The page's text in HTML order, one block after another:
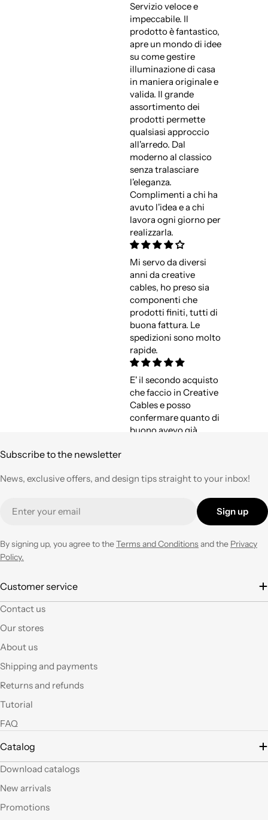
Servizio veloce e
impeccabile. Il
prodotto è fantastico,
apre un mondo di idee
su come gestire
illuminazione di casa
in maniera originale e
valida. Il grande
assortimento dei
prodotti permette
qualsiasi approccio
all'arredo. Dal
moderno al classico
senza tralasciare
l'eleganza.
Complimenti a chi ha
avuto l'idea e a chi
lavora ogni giorno per
realizzarla.
Mi servo da diversi
anni da creative
cables, ho preso sia
componenti che
prodotti finiti, tutti di
buona fattura. Le
spedizioni sono molto
rapide.
E' il secondo acquisto
che faccio in Creative
Cables e posso
confermare quanto di
buono avevo già
velocità nell'evasione
prezzo corretto !
Tornerò su questo
ne avrò necessità con
visitare il nuovo
Subscribe to the newsletter
News, exclusive offers, and design tips straight to your inbox!
Sign up
By signing up, you agree to theTerms and Conditions and the Privacy
Policy.
Customer service
Contact us
Our stores
About us
Shipping and payments
Returns and refunds
Tutorial
FAQ
Catalog
Download catalogs
New arrivals
Promotions